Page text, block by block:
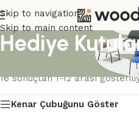
Skip to navigation
Skip to main content
Hediye
Ürünler “Hediye
16 sonuçtan 1-12 arası
Kenar Çubuğunu Göster